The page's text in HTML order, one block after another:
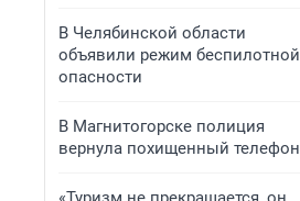
В Челябинской области
объявили режим беспилотной
опасности
В Магнитогорске полиция
вернула похищенный телефон